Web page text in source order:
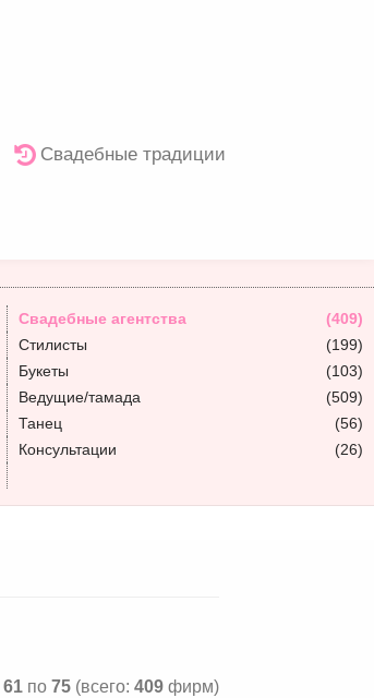
Свадебные традиции
Свадебные агентства
(409)
Стилисты
(199)
Букеты
(103)
Ведущие/тамада
(509)
Танец
(56)
Консультации
(26)
61 по 75 (всего: 409 фирм)